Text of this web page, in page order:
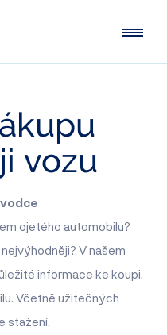
vozu
ojetého automobilu?
V našem
informace ke koupi,
Včetně užitečných
stažení.